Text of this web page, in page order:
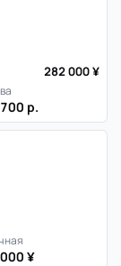
282 000 ¥
р.
¥